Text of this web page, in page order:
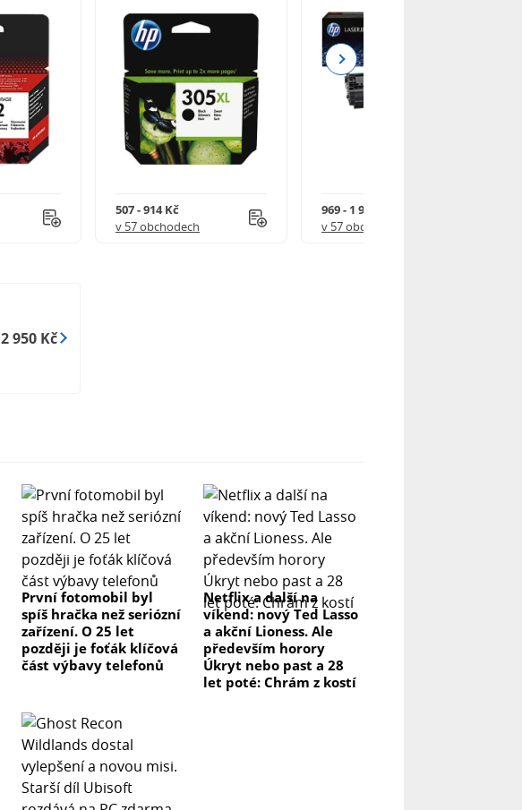
507 - 914 Kč
v 57 obchodech
969 - 1 918 Kč
v 57 obchodech
Next
2 950 Kč
První fotomobil byl
spíš hračka než seriózní
zařízení. O 25 let
později je foťák klíčová
část výbavy telefonů
Netflix a další na
víkend: nový Ted Lasso
a akční Lioness. Ale
především horory
Úkryt nebo past a 28
let poté: Chrám z kostí